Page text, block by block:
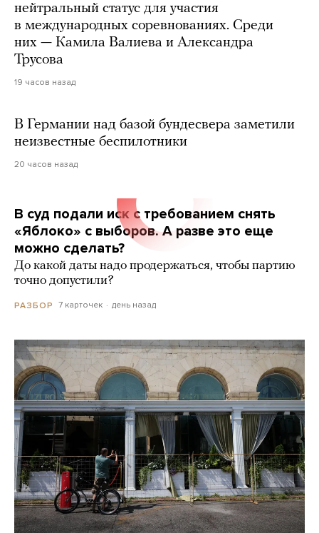
нейтральный статус для участия
в международных соревнованиях. Среди
них — Камила Валиева и Александра
Трусова
19 часов назад
В Германии над базой бундесвера заметили
неизвестные беспилотники
20 часов назад
В суд подали иск с требованием снять
«Яблоко» с выборов. А разве это еще
можно сделать?
До какой даты надо продержаться, чтобы партию
точно допустили?
РАЗБОР 7 карточек день назад